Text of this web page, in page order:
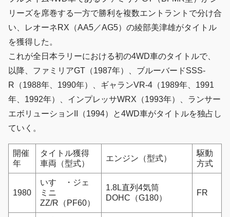
リーズを席巻する一方で勝利を複数エントラントで分け合
い、レオーネRX（AA5／AG5）の綾部美津雄がタイトル
を獲得した。
これが全日本ラリーにおける初の4WD車のタイトルで、
以降、ファミリアGT（1987年）、ブルーバードSSS-
R（1988年、1990年）、ギャランVR-4（1989年、1991
年、1992年）、インプレッサWRX（1993年）、ランサー
エボリューションII（1994）と4WD車がタイトルを独占し
ていく。
開催
年
タイトル獲得
車両（型式）
エンジン（型式）
駆動
方式
1980
いすゞ・ジェ
ミニ
ZZ/R（PF60）
1.8L直列4気筒
DOHC（G180）
FR